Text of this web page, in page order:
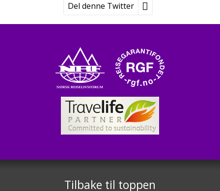
Del denne Twitter
Peer Gynt Tours
Tvetenveien 170
0671 Oslo
Booking tlf:
815 00 335
Grupper tlf:24 10 12 80
post@peergynt.com2026
Tilbake til toppen